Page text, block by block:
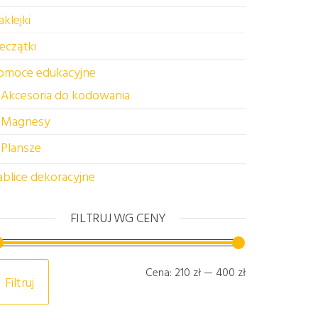
edukacyjne
Akcesoria do kodowania
Magnesy
Plansze
dekoracyjne
FILTRUJ WG CENY
Cena min
Cena max
Filtruj
Cena: 210 zł — 400 zł